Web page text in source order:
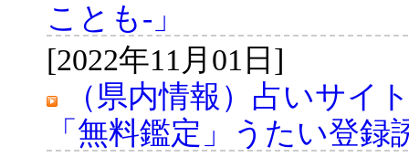
ことも‐」
[2022年11月01日]
（県内情報）占いサイ
「無料鑑定」うたい登録